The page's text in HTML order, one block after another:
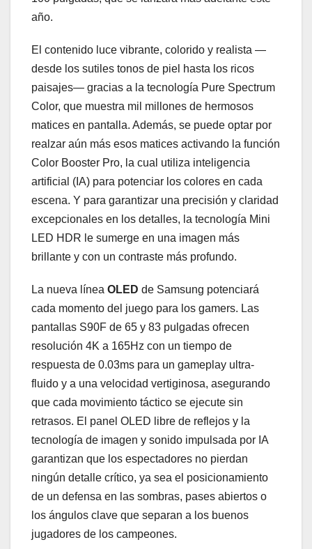
año.
El contenido luce vibrante, colorido y realista —
desde los sutiles tonos de piel hasta los ricos
paisajes— gracias a la tecnología Pure Spectrum
Color, que muestra mil millones de hermosos
matices en pantalla. Además, se puede optar por
realzar aún más esos matices activando la función
Color Booster Pro, la cual utiliza inteligencia
artificial (IA) para potenciar los colores en cada
escena. Y para garantizar una precisión y claridad
excepcionales en los detalles, la tecnología Mini
LED HDR le sumerge en una imagen más
brillante y con un contraste más profundo.
La nueva línea OLED de Samsung potenciará
cada momento del juego para los gamers. Las
pantallas S90F de 65 y 83 pulgadas ofrecen
resolución 4K a 165Hz con un tiempo de
respuesta de 0.03ms para un gameplay ultra-
fluido y a una velocidad vertiginosa, asegurando
que cada movimiento táctico se ejecute sin
retrasos. El panel OLED libre de reflejos y la
tecnología de imagen y sonido impulsada por IA
garantizan que los espectadores no pierdan
ningún detalle crítico, ya sea el posicionamiento
de un defensa en las sombras, pases abiertos o
los ángulos clave que separan a los buenos
jugadores de los campeones.